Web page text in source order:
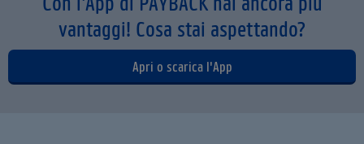
vantaggi! Cosa stai aspettando?
Apri o scarica l'App